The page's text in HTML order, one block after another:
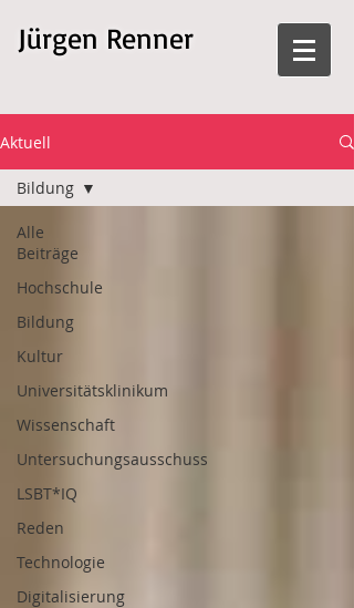
Jürgen Renner
Aktuell
Alle
Beiträge
Hochschule
Bildung
Kultur
Universitätsklinikum
Wissenschaft
Untersuchungsausschuss
LSBT*IQ
Reden
Technologie
Digitalisierung
Bildung